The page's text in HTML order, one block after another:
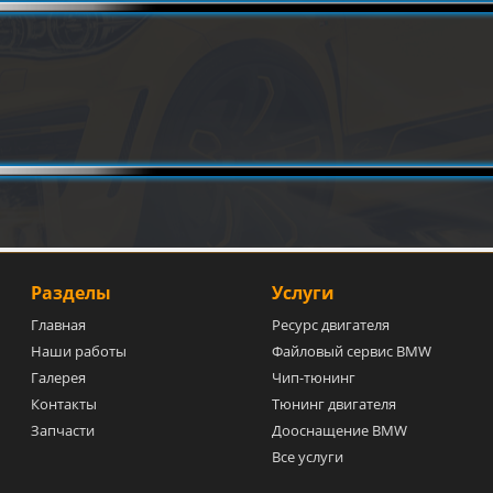
Разделы
Главная
Наши работы
Галерея
Контакты
Запчасти
Услуги
Ресурс двигателя
Файловый сервис BMW
Чип-тюнинг
Тюнинг двигателя
Дооснащение BMW
Все услуги